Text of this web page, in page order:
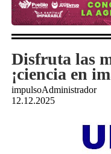
Disfruta las
¡ciencia en
impulsoAdministrador
12.12.2025